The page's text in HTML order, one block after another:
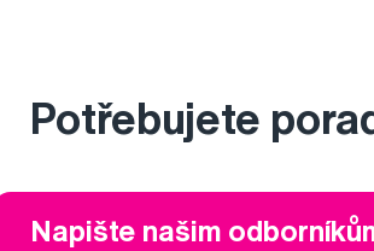
Potřebujete
Napište našim